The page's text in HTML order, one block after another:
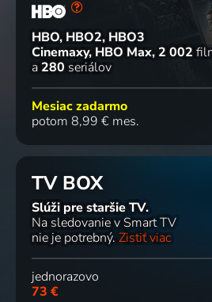
HBO, HBO2, HBO3
Cinemaxy, HBO Max 2 002
a 280 seriálov
Mesiac zadarmo
potom 8,99 € mes.
TV BOX
Slúži pre staršie TV.
Na sledovanie v Smart TV
nie je potrebný. Zistiť viac
jednorazovo
73 €